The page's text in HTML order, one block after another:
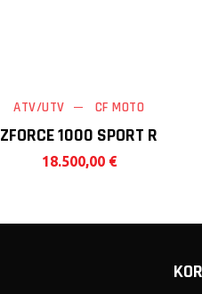
ZFORCE 1000 SPORT R
ATV/UTV CF MOTO
18.500,00 €